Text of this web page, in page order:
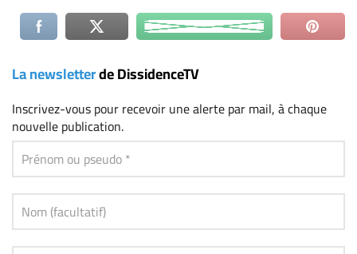
La newsletterde DissidenceTV
Inscrivez-vouspour recevoir une alerte par mail, à chaque
nouvelle publication.